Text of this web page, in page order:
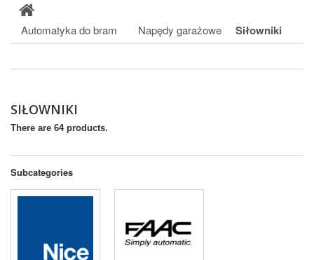
Automatyka do bram Napędy garażowe Siłowniki
SIŁOWNIKI
There are 64 products.
Subcategories